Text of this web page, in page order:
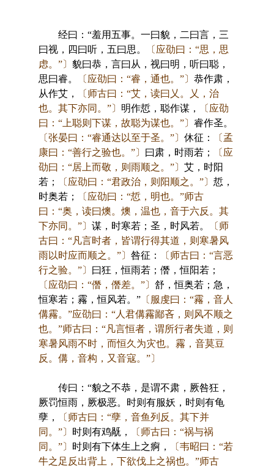
经曰：“羞用五事。一曰貌，二曰言，三
曰视，四曰听，五曰思。
〔应劭曰：“思，思
虑。”〕 貌曰恭，言曰从，视曰明，听曰聪，
思曰睿。
〔应劭曰：“睿，通也。”〕 恭作肃，
从作艾，
〔师古曰：“艾，读曰乂。乂，治
也。其下亦同。”〕 明作悊，聪作谋，
〔应劭
曰：“上聪则下谋，故聪为谋也。”〕 睿作圣。
〔张晏曰：“睿通达以至于圣。”〕 休征：
〔孟
康曰：“善行之验也。”〕 曰肃，时雨若；
〔应
劭曰：“居上而敬，则雨顺之。”〕 艾，时阳
若；
〔应劭曰：“君政治，则阳顺之。”〕 悊，
时奥若；
〔应劭曰：“悊，明也。”师古
曰：“奥，读曰燠。燠，温也，音于六反。其
下亦同。”〕 谋，时寒若；圣，时风若。
〔师
古曰：“凡言时者，皆谓行得其道，则寒暑风
雨以时应而顺之。”〕 咎征：
〔师古曰：“言恶
行之验。”〕 曰狂，恒雨若；僭，恒阳若；
〔应劭曰：“僭，僭差。”〕 舒，恒奥若；急，
恒寒若；霿，恒风若。”〔服虔曰：“霿，音人
傋霿。”应劭曰：“人君傋霿鄙吝，则风不顺之
也。”师古曰：“凡言恒者，谓所行者失道，则
寒暑风雨不时，而恒久为灾也。霿，音莫豆
反。傋，音构，又音寇。”〕
传曰：“貌之不恭，是谓不肃，厥咎狂，
厥罚恒雨，厥极恶。时则有服妖，时则有龟
孽，
〔师古曰：“孽，音鱼列反。其下并
同。”〕 时则有鸡旤，
〔师古曰：“祸与祸
同。”〕 时则有下体生上之痾，
〔韦昭曰：“若
牛之足反出背上，下欲伐上之祸也。”师古